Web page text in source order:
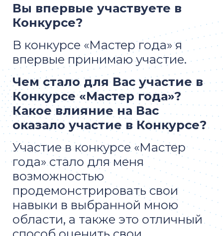
Вы впервые участвуете в
Конкурсе?
В конкурсе «Мастер года» я
впервые принимаю участие.
Чем стало для Вас участие в
Конкурсе «Мастер года»?
Какое влияние на Вас
оказало участие в Конкурсе?
Участие в конкурсе «Мастер
года» стало для меня
возможностью
продемонстрировать свои
навыки в выбранной мною
области, а также это отличный